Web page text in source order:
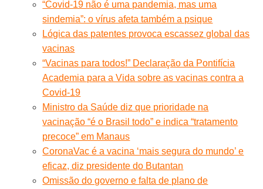
“Covid-19 não é uma pandemia, mas uma
sindemia”: o vírus afeta também a psique
Lógica das patentes provoca escassez global das
vacinas
“Vacinas para todos!” Declaração da Pontifícia
Academia para a Vida sobre as vacinas contra a
Covid-19
Ministro da Saúde diz que prioridade na
vacinação “é o Brasil todo” e indica “tratamento
precoce” em Manaus
CoronaVac é a vacina ‘mais segura do mundo’ e
eficaz, diz presidente do Butantan
Omissão do governo e falta de plano de